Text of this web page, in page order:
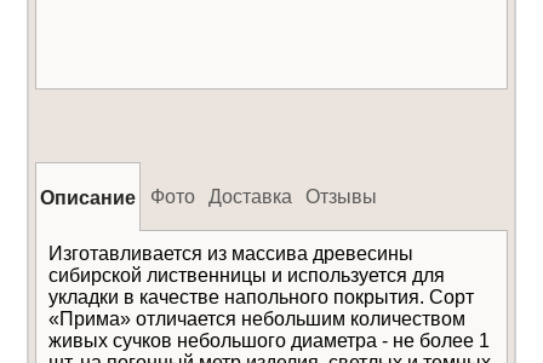
Описание Фото Доставка Отзывы
Изготавливается из массива древесины
сибирской лиственницы и используется для
укладки в качестве напольного покрытия. Сорт
«Прима» отличается небольшим количеством
живых сучков небольшого диаметра - не более 1